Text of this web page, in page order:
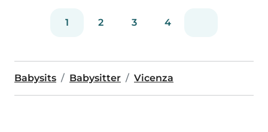
1 2 3 4
Babysits Babysitter Vicenza